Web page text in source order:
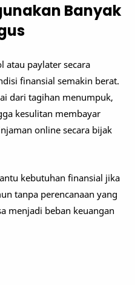
Banyak
atau paylater secara
finansial semakin berat.
dari tagihan menumpuk,
kesulitan membayar
online secara bijak
kebutuhan finansial jika
tanpa perencanaan yang
menjadi beban keuangan